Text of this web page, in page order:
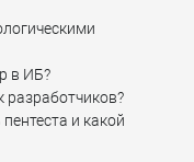
в ИБ?
разработчиков?
и какой